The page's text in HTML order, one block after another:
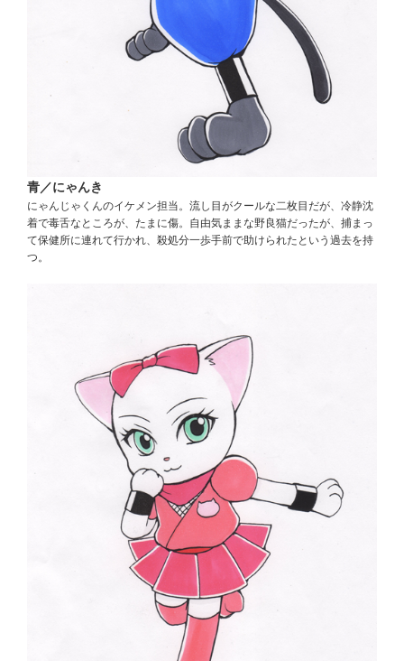
青／にゃんき
にゃんじゃくんのイケメン担当。流し目がクールな二枚目だが、冷静沈
着で毒舌なところが、たまに傷。自由気ままな野良猫だったが、捕まっ
て保健所に連れて行かれ、殺処分一歩手前で助けられたという過去を持
つ。